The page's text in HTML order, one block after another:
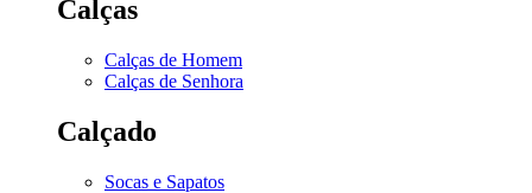
Calças
Calças de Homem
Calças de Senhora
Calçado
Socas e Sapatos